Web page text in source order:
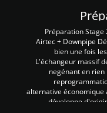
Préparation Stage
Airtec + Downpipe
bien une fois
L'échangeur massif
negénant en
alternative économique
développe